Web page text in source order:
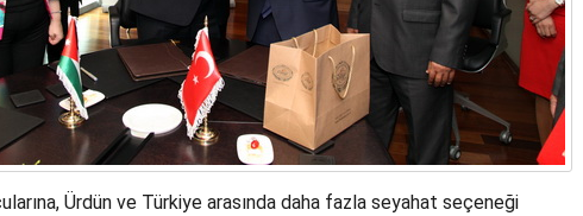
Ürdün ve Türkiye arasında daha fazla seyahat seçeneği